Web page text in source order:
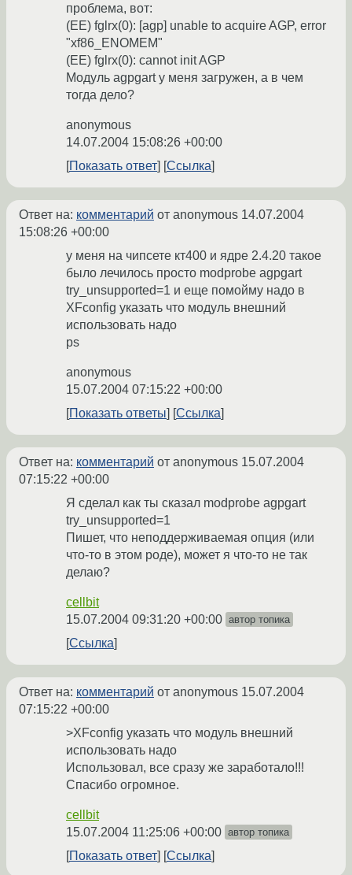
проблема, вот:
(EE) fglrx(0): [agp] unable to acquire AGP, error
"xf86_ENOMEM"
(EE) fglrx(0): cannot init AGP
Модуль agpgart у меня загружен, а в чем
тогда дело?
anonymous
14.07.2004 15:08:26 +00:00
Показать ответ
Ссылка
Ответ на: комментарий от anonymous 14.07.2004
15:08:26 +00:00
у меня на чипсете кт400 и ядре 2.4.20 такое
было лечилось просто modprobe agpgart
try_unsupported=1 и еще помойму надо в
XFconfig указать что модуль внешний
использовать надо
ps
anonymous
15.07.2004 07:15:22 +00:00
Показать ответы
Ссылка
Ответ на: комментарий от anonymous 15.07.2004
07:15:22 +00:00
Я сделал как ты сказал modprobe agpgart
try_unsupported=1
Пишет, что неподдерживаемая опция (или
что-то в этом роде), может я что-то не так
делаю?
cellbit
15.07.2004 09:31:20 +00:00 автор топика
Ссылка
Ответ на: комментарий от anonymous 15.07.2004
07:15:22 +00:00
>XFconfig указать что модуль внешний
использовать надо
Использовал, все сразу же заработало!!!
Спасибо огромное.
cellbit
15.07.2004 11:25:06 +00:00 автор топика
Показать ответ Ссылка